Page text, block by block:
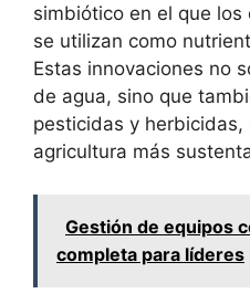
simbiótico en el que
se utilizan como
Estas innovaciones no
de agua, sino que
pesticidas y herbicidas,
agricultura más
Gestión de equipos
completa para líderes